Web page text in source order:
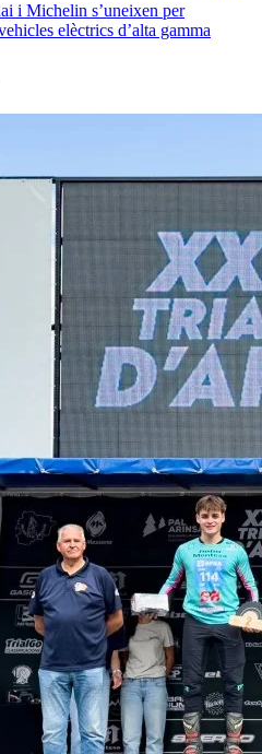
i Michelin s’uneixen per
elèctrics d’alta gamma